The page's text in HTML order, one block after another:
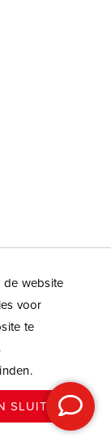
de website
voor
te
SLUITEN
Algemene